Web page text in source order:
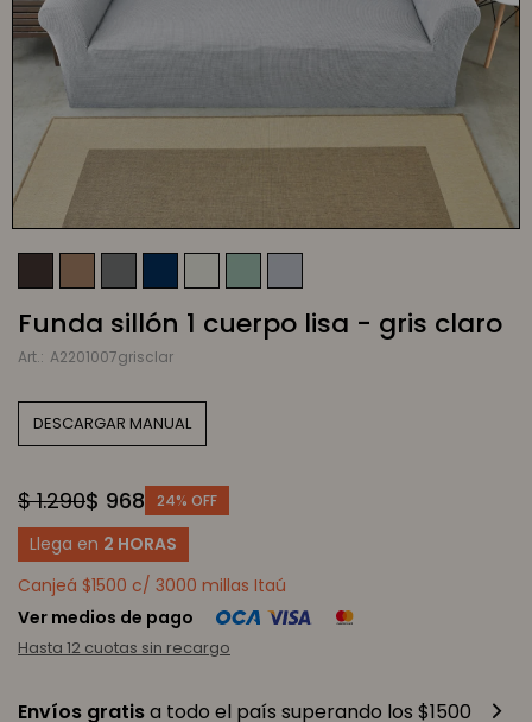
Funda sillón 1 cuerpo lisa - gris claro
A2201007grisclar
DESCARGAR MANUAL
$ 968
$ 1.290 24
Canjeá $1500 c/ 3000 millas Itaú
Llega en 2 HORAS
Ver medios de pago
Hasta 12 cuotas sin recargo
Envíos gratisa todo el país superando los $1500